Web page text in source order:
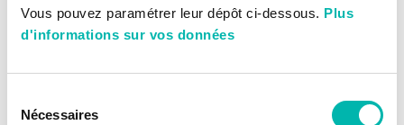
Vous pouvez paramétrer leur dépôt ci-dessous. Plus
d'informations sur vos données
Nécessaires